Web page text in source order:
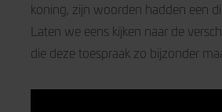
koning, zijn woorden hadden een
Laten we eens kijken naar de
die deze toespraak zo bijzonder